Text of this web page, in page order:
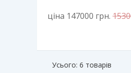
ціна 147000 грн.
Усього: 6 товарів